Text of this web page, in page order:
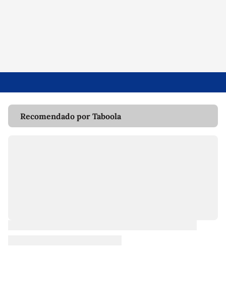
Recomendado por Taboola